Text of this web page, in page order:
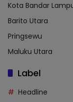
Kota Bandar
Barito Utara
Pringsewu
Maluku Utara
Label
Headline